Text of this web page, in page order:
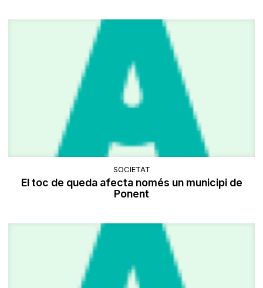
SOCIETAT
El toc de queda afecta només un municipi de
Ponent